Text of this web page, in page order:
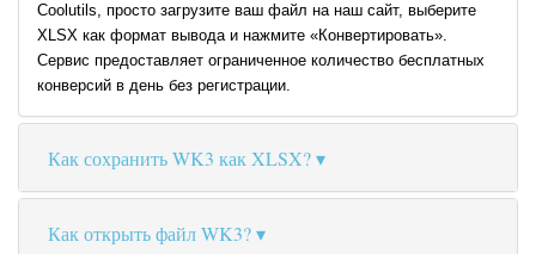
Coolutils, просто загрузите ваш файл на наш сайт, выберите
XLSX как формат вывода и нажмите «Конвертировать».
Сервис предоставляет ограниченное количество бесплатных
конверсий в день без регистрации.
Как сохранить WK3 как XLSX?
Как открыть файл WK3?